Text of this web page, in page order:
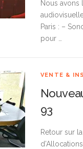
Nous avons
Paris : –
pour …
VENTE &
93
Retour sur